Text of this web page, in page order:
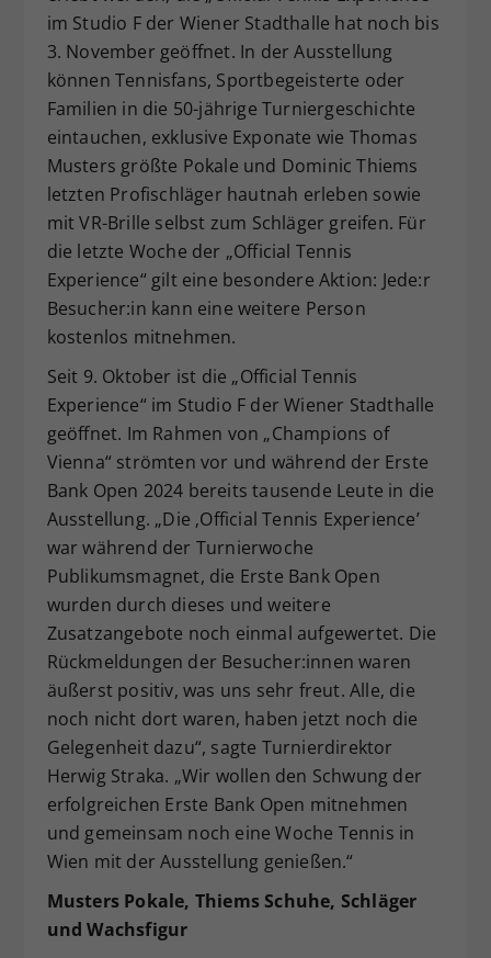
im Studio F der Wiener Stadthalle hat noch bis
3. November geöffnet. In der Ausstellung
können Tennisfans, Sportbegeisterte oder
Familien in die 50-jährige Turniergeschichte
eintauchen, exklusive Exponate wie Thomas
Musters größte Pokale und Dominic Thiems
letzten Profischläger hautnah erleben sowie
mit VR-Brille selbst zum Schläger greifen. Für
die letzte Woche der „Official Tennis
Experience“ gilt eine besondere Aktion: Jede:r
Besucher:in kann eine weitere Person
kostenlos mitnehmen.
Seit 9. Oktober ist die „Official Tennis
Experience“ im Studio F der Wiener Stadthalle
geöffnet. Im Rahmen von „Champions of
Vienna“ strömten vor und während der Erste
Bank Open 2024 bereits tausende Leute in die
Ausstellung. „Die ‚Official Tennis Experience’
war während der Turnierwoche
Publikumsmagnet, die Erste Bank Open
wurden durch dieses und weitere
Zusatzangebote noch einmal aufgewertet. Die
Rückmeldungen der Besucher:innen waren
äußerst positiv, was uns sehr freut. Alle, die
noch nicht dort waren, haben jetzt noch die
Gelegenheit dazu“, sagte Turnierdirektor
Herwig Straka. „Wir wollen den Schwung der
erfolgreichen Erste Bank Open mitnehmen
und gemeinsam noch eine Woche Tennis in
Wien mit der Ausstellung genießen.“
Musters Pokale, Thiems Schuhe, Schläger
und Wachsfigur
Zweck
Dieser Wert speichert Ihre Consent-
Einstellungen. Unter anderem eine
zufällig generierte ID, für die
historische Speicherung Ihrer
vorgenommen Einstellungen, falls der
Webseiten-Betreiber dies eingestellt
hat.